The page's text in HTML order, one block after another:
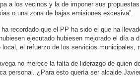
a los vecinos y la de imponer sus
o una zona de bajas emisiones excesiva”.
recordado que el PP ha sido el que ha
ejecutado hubiesen mejorado el día a
local, el refuerzo de los servicios municipales,
no merece la falta de liderazgo de quien
personal. ¿Para esto quería ser alcalde